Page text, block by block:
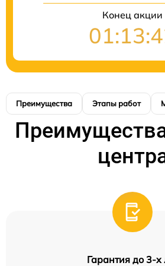
Конец акции
Преимущества Этапы работ
Гарантия до 3-х